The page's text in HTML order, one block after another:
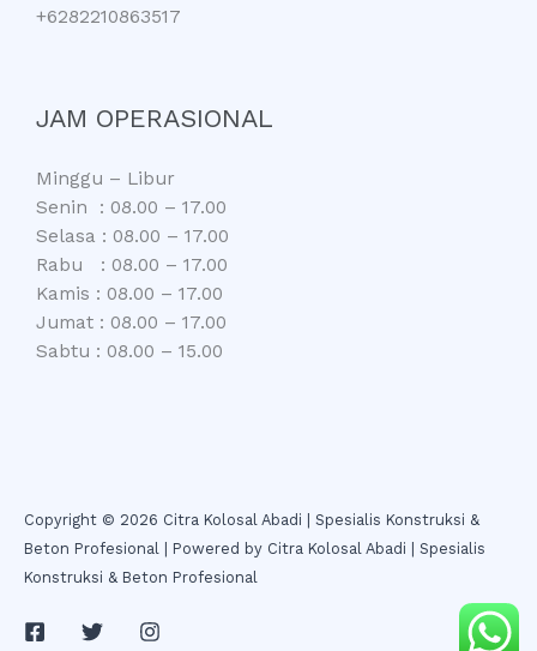
+6282210863517
JAM OPERASIONAL
Minggu – Libur
Senin : 08.00 – 17.00
Selasa : 08.00 – 17.00
Rabu : 08.00 – 17.00
Kamis : 08.00 – 17.00
Jumat : 08.00 – 17.00
Sabtu : 08.00 – 15.00
Copyright © 2026 Citra Kolosal Abadi | Spesialis Konstruksi &
Beton Profesional | Powered by Citra Kolosal Abadi | Spesialis
Konstruksi & Beton Profesional